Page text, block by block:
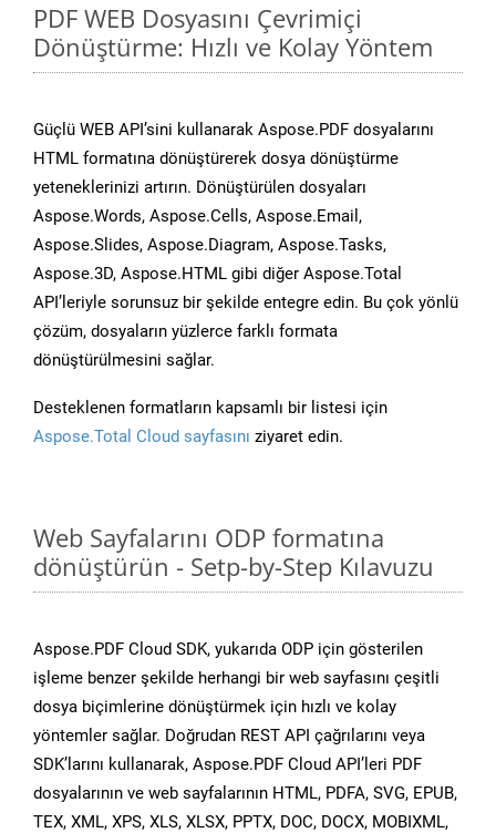
PDF WEB Dosyasını Çevrimiçi
Dönüştürme: Hızlı ve Kolay Yöntem
Güçlü WEB API’sini kullanarak Aspose.PDF dosyalarını
HTML formatına dönüştürerek dosya dönüştürme
yeteneklerinizi artırın. Dönüştürülen dosyaları
Aspose.Words, Aspose.Cells, Aspose.Email,
Aspose.Slides, Aspose.Diagram, Aspose.Tasks,
Aspose.3D, Aspose.HTML gibi diğer Aspose.Total
API’leriyle sorunsuz bir şekilde entegre edin. Bu çok yönlü
çözüm, dosyaların yüzlerce farklı formata
dönüştürülmesini sağlar.
Desteklenen formatların kapsamlı bir listesi için
Aspose.Total Cloud sayfasını ziyaret edin.
Web Sayfalarını ODP formatına
dönüştürün - Setp-by-Step Kılavuzu
Aspose.PDF Cloud SDK, yukarıda ODP için gösterilen
işleme benzer şekilde herhangi bir web sayfasını çeşitli
dosya biçimlerine dönüştürmek için hızlı ve kolay
yöntemler sağlar. Doğrudan REST API çağrılarını veya
SDK’larını kullanarak, Aspose.PDF Cloud API’leri PDF
dosyalarının ve web sayfalarının HTML, PDFA, SVG, EPUB,
TEX, XML, XPS, XLS, XLSX, PPTX, DOC, DOCX, MOBIXML,